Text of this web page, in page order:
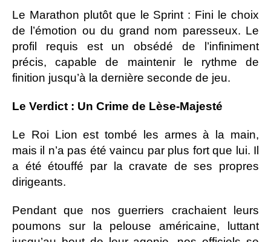
Le Marathon plutôt que le Sprint : Fini le choix
de l’émotion ou du grand nom paresseux. Le
profil requis est un obsédé de l’infiniment
précis, capable de maintenir le rythme de
finition jusqu’à la dernière seconde de jeu.
Le Verdict : Un Crime de Lèse-Majesté
Le Roi Lion est tombé les armes à la main,
mais il n’a pas été vaincu par plus fort que lui. Il
a été étouffé par la cravate de ses propres
dirigeants.
Pendant que nos guerriers crachaient leurs
poumons sur la pelouse américaine, luttant